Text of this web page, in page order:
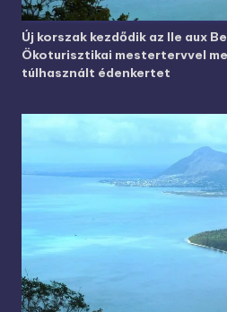
Új korszak kezdődik az Ile aux
Ökoturisztikai mestertervvel
túlhasznált édenkertet